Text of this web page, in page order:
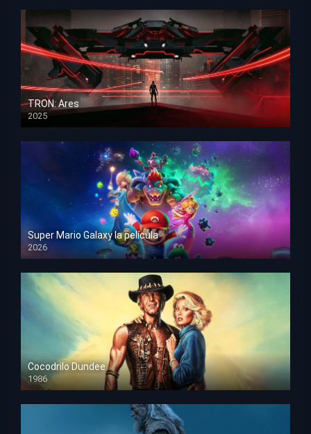
TRON: Ares
2025
HD 1080p
Super Mario Galaxy la película
2026
HD 1080p
Cocodrilo Dundee
1986
HD 1080p